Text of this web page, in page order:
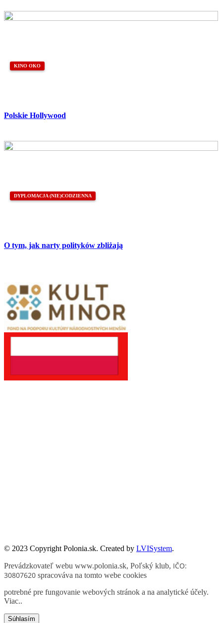
KINO OKO
Polskie Hollywood
DYPLOMACJA (NIE)CODZIENNA
O tym, jak narty polityków zbliżają
© 2023 Copyright Polonia.sk. Created by LVISystem.
Prevádzkovateľ webu www.polonia.sk, Poľský klub, IČO:
30807620 spracováva na tomto webe cookies
potrebné pre fungovanie webových stránok a na analytické účely.
Viac..
Súhlasím